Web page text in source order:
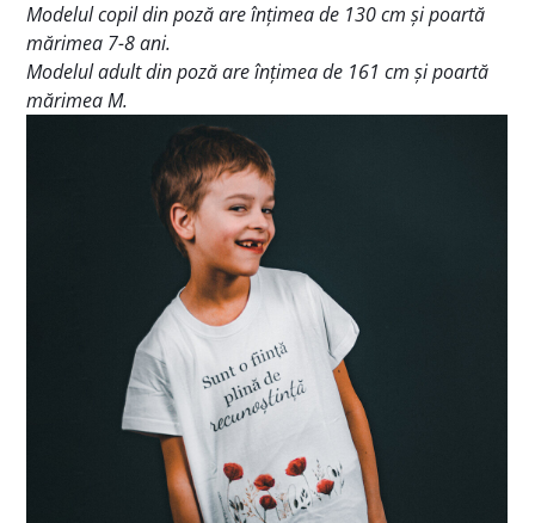
Modelul copil din poză are înțimea de 130 cm și poartă
mărimea 7-8 ani.
Modelul adult din poză are înțimea de 161 cm și poartă
mărimea M.